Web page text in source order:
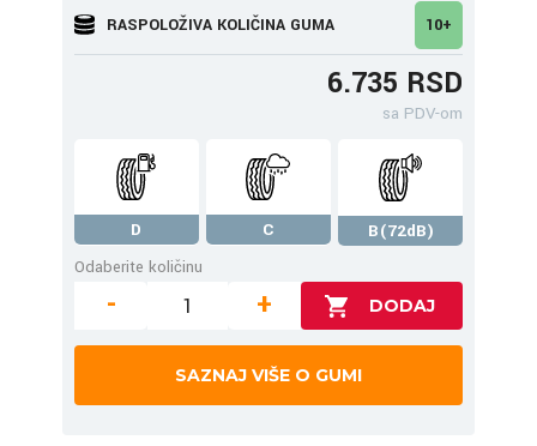
RASPOLOŽIVA KOLIČINA GUMA 10+
6.735 RSD
sa PDV-om
D C
B(72dB)
Odaberite količinu
- +
SAZNAJ VIŠE O GUMI